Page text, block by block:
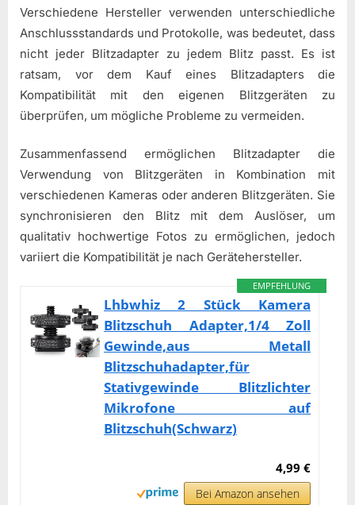
Verschiedene Hersteller verwenden unterschiedliche
Anschlussstandards und Protokolle, was bedeutet, dass
nicht jeder Blitzadapter zu jedem Blitz passt. Es ist
ratsam, vor dem Kauf eines Blitzadapters die
Kompatibilität mit den eigenen Blitzgeräten zu
überprüfen, um mögliche Probleme zu vermeiden.
Zusammenfassend ermöglichen Blitzadapter die
Verwendung von Blitzgeräten in Kombination mit
verschiedenen Kameras oder anderen Blitzgeräten. Sie
synchronisieren den Blitz mit dem Auslöser, um
qualitativ hochwertige Fotos zu ermöglichen, jedoch
variiert die Kompatibilität je nach Gerätehersteller.
EMPFEHLUNG
Lhbwhiz 2 Stück Kamera
Blitzschuh Adapter,1/4 Zoll
Gewinde,aus Metall
Blitzschuhadapter,für
Stativgewinde Blitzlichter
Mikrofone auf
Blitzschuh(Schwarz)
4,99 €
Bei Amazon ansehen